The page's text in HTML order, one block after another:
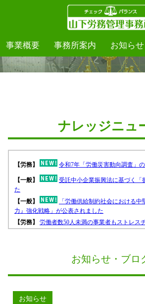
事業概要 事務所案内 お知らせ
ナレッジニュ
お知らせ・ブロ
お知らせ